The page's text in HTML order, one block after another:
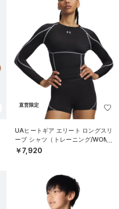
直営限定
UAヒートギア エリート ロングスリ
ーブ シャツ（トレーニング/WOME
N）
￥7,920